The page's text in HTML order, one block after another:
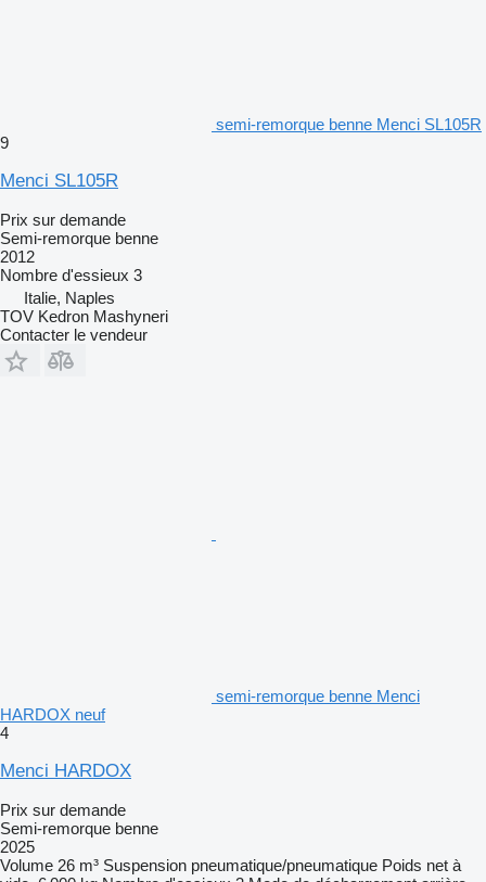
semi-remorque benne Menci SL105R
9
Menci SL105R
Prix sur demande
Semi-remorque benne
2012
Nombre d'essieux 3
Italie, Naples
TOV Kedron Mashyneri
Contacter le vendeur
semi-remorque benne Menci
HARDOX neuf
4
Menci HARDOX
Prix sur demande
Semi-remorque benne
2025
Volume 26 m³ Suspension pneumatique/pneumatique Poids net à